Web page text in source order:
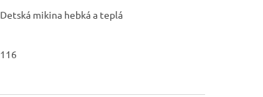
Detská mikina hebká a teplá
116